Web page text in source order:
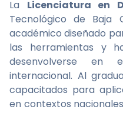
La Licenciatura en
Tecnológico de Baja
académico diseñado
las herramientas y
desenvolverse en
internacional. Al
capacitados para
en contextos